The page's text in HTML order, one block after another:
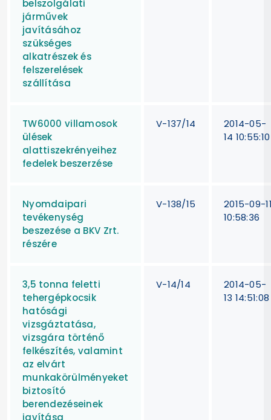
belszolgálati
járművek
javításához
szükséges
alkatrészek és
felszerelések
szállítása
TW6000 villamosok
ülések
alattiszekrényeihez
fedelek beszerzése
V-137/14
2014-05-
14 10:55:10
Nyomdaipari
tevékenység
beszezése a BKV Zrt.
részére
V-138/15
2015-09-
10:58:36
3,5 tonna feletti
tehergépkocsik
hatósági
vizsgáztatása,
vizsgára történő
felkészítés, valamint
az elvárt
munkakörülményeket
biztosító
berendezéseinek
javítása
V-14/14
2014-05-
13 14:51:08